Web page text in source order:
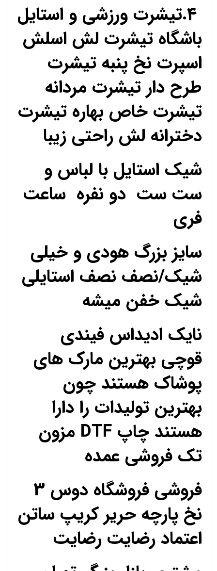
4.تیشرت ورزشی و استایل
باشگاه تیشرت لش اسلش
اسپرت نخ پنبه تیشرت
طرح دار تیشرت مردانه
تیشرت خاص بهاره تیشرت
دخترانه لش راحتی زیبا
شیک استایل با لباس و
ست ست دو نفره ساعت
فری
سایز بزرگ هودی و خیلی
شیک/نصف نصف استایلی
شیک خفن میشه
نایک ادیداس فیندی
قوچی بهترین مارک های
پوشاک هستند چون
بهترین تولیدات را دارا
هستند چاپ DTF مزون
تک فروشی عمده
فروشی فروشگاه دوس 3
نخ پارچه حریر کریپ ساتن
اعتماد رضایت رضایت